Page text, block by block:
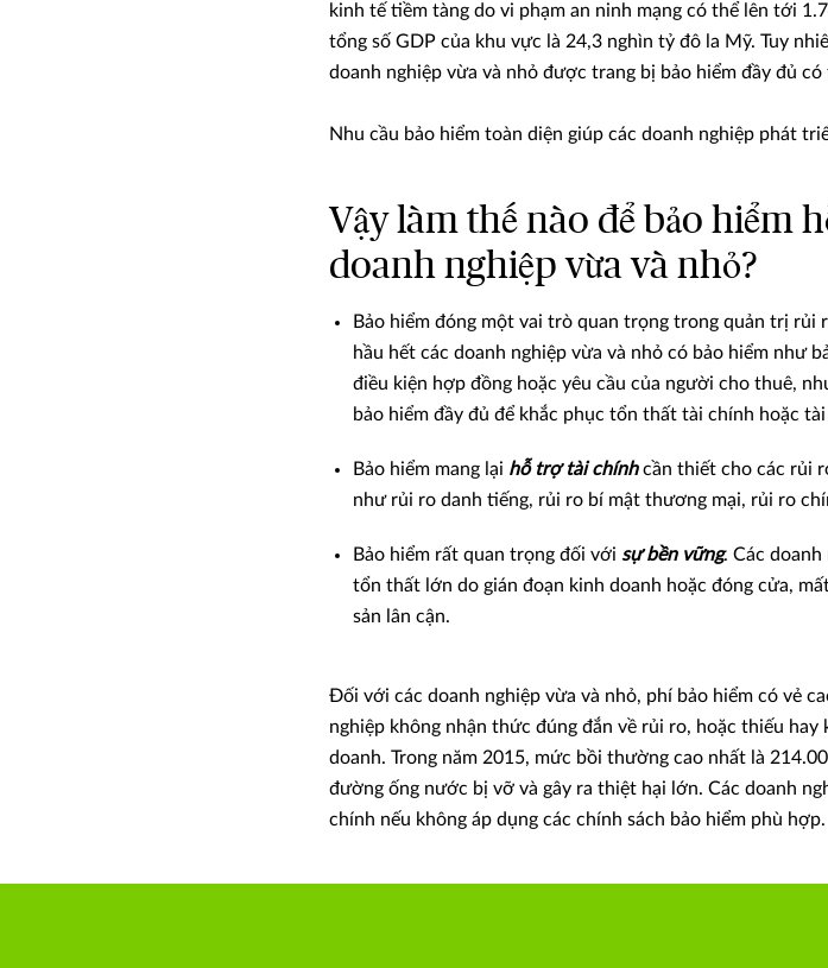
kinh tế tiềm tàng do vi phạm an ninh mạng có thể lên tới
tổng số GDP của khu vực là 24,3 nghìn tỷ đô la Mỹ. Tuy
doanh nghiệp vừa và nhỏ được trang bị bảo hiểm đầy đủ
Nhu cầu bảo hiểm toàn diện giúp các doanh nghiệp phát
Vậy làm thế nào để bảo hiểm
doanh nghiệp vừa và nhỏ?
Bảo hiểm đóng một vai trò quan trọng trong quản trị rủi
hầu hết các doanh nghiệp vừa và nhỏ có bảo hiểm như
điều kiện hợp đồng hoặc yêu cầu của người cho thuê,
bảo hiểm đầy đủ để khắc phục tổn thất tài chính hoặc tài
Bảo hiểm mang lại hỗ trợ tài chínhcần thiết cho các rủi
như rủi ro danh tiếng, rủi ro bí mật thương mại, rủi ro
Bảo hiểm rất quan trọng đối với sự bền vững. Các doanh
tổn thất lớn do gián đoạn kinh doanh hoặc đóng cửa,
sản lân cận.
Đối với các doanh nghiệp vừa và nhỏ, phí bảo hiểm có vẻ
nghiệp không nhận thức đúng đắn về rủi ro, hoặc thiếu
doanh. Trong năm 2015, mức bồi thường cao nhất là
đường ống nước bị vỡ và gây ra thiệt hại lớn. Các doanh
chính nếu không áp dụng các chính sách bảo hiểm phù hợp.